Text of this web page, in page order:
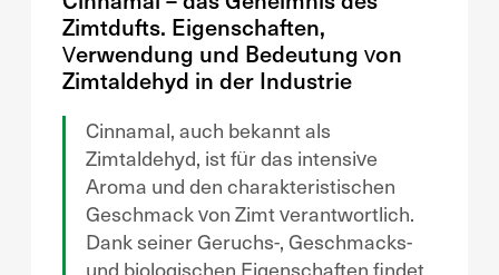
Zimtdufts. Eigenschaften,
Verwendung und Bedeutung von
Zimtaldehyd in der Industrie
Cinnamal, auch bekannt als
Zimtaldehyd, ist für das intensive
Aroma und den charakteristischen
Geschmack von Zimt verantwortlich.
Dank seiner Geruchs-, Geschmacks-
und biologischen Eigenschaften findet